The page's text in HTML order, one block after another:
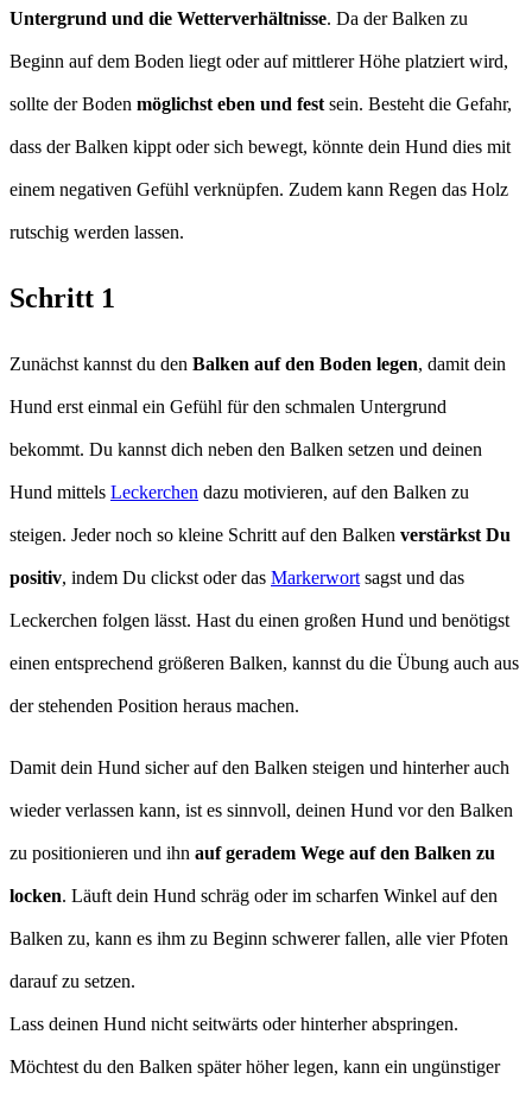
Untergrund und die Wetterverhältnisse. Da der Balken zu
Beginn auf dem Boden liegt oder auf mittlerer Höhe platziert wird,
sollte der Boden möglichst eben und fest sein. Besteht die Gefahr,
dass der Balken kippt oder sich bewegt, könnte dein Hund dies mit
einem negativen Gefühl verknüpfen. Zudem kann Regen das Holz
rutschig werden lassen.
Schritt 1
Zunächst kannst du den Balken auf den Boden legen, damit dein
Hund erst einmal ein Gefühl für den schmalen Untergrund
bekommt. Du kannst dich neben den Balken setzen und deinen
Hund mittels Leckerchen dazu motivieren, auf den Balken zu
steigen. Jeder noch so kleine Schritt auf den Balken verstärkst Du
positiv, indem Du clickst oder das Markerwort sagst und das
Leckerchen folgen lässt. Hast du einen großen Hund und benötigst
einen entsprechend größeren Balken, kannst du die Übung auch aus
der stehenden Position heraus machen.
Damit dein Hund sicher auf den Balken steigen und hinterher auch
wieder verlassen kann, ist es sinnvoll, deinen Hund vor den Balken
zu positionieren und ihn auf geradem Wege auf den Balken zu
locken. Läuft dein Hund schräg oder im scharfen Winkel auf den
Balken zu, kann es ihm zu Beginn schwerer fallen, alle vier Pfoten
darauf zu setzen.
Lass deinen Hund nicht seitwärts oder hinterher abspringen.
Möchtest du den Balken später höher legen, kann ein ungünstiger